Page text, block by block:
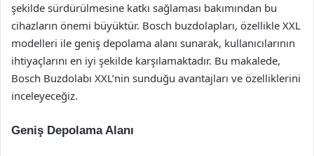
şekilde sürdürülmesine katkı sağlaması bakımından bu
cihazların önemi büyüktür. Bosch buzdolapları, özellikle XXL
modelleri ile geniş depolama alanı sunarak, kullanıcılarının
ihtiyaçlarını en iyi şekilde karşılamaktadır. Bu makalede,
Bosch Buzdolabı XXL’nin sunduğu avantajları ve özelliklerini
inceleyeceğiz.
Geniş Depolama Alanı